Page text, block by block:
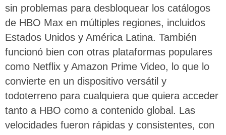
sin problemas para desbloquear los catálogos
de HBO Max en múltiples regiones, incluidos
Estados Unidos y América Latina. También
funcionó bien con otras plataformas populares
como Netflix y Amazon Prime Video, lo que lo
convierte en un dispositivo versátil y
todoterreno para cualquiera que quiera acceder
tanto a HBO como a contenido global. Las
velocidades fueron rápidas y consistentes, con